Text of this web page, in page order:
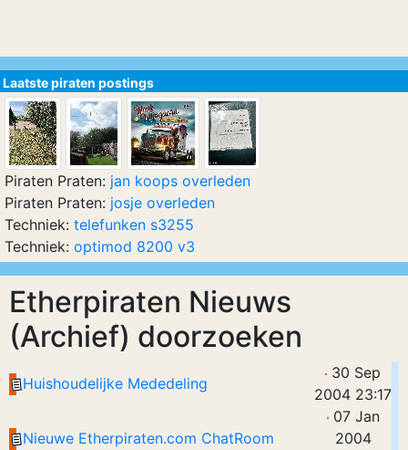
Etherpiraten Nieuws
(Archief) doorzoeken
Huishoudelijke Mededeling
30 Sep
2004 23:17
Nieuwe Etherpiraten.com ChatRoom
07 Jan
2004
Laatste piraten postings
Piraten Praten: jan koops overleden
Piraten Praten: josje overleden
Techniek: telefunken s3255
Techniek: optimod 8200 v3